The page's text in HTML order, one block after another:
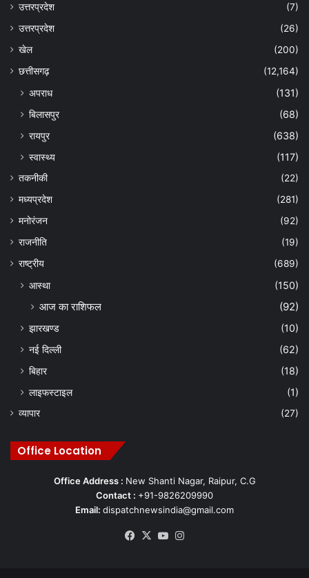
उत्तरप्रदेश
(7)
उत्तरप्रदेश
(26)
खेल
(200)
छत्तीसगढ़
(12,164)
अपराध
(131)
बिलासपुर
(68)
रायपुर
(638)
स्वास्थ्य
(117)
तकनीकी
(22)
मध्यप्रदेश
(281)
मनोरंजन
(92)
राजनीति
(19)
राष्ट्रीय
(689)
आस्था (150)
आज का राशिफल (92)
झारखण्ड
(10)
नई दिल्ली
(62)
बिहार
(18)
लाइफस्टाइल
(1)
व्यापार (27)
Office Location
Office Address : New Shanti Nagar, Raipur, C.G
Contact : +91-9826209990
Email: dispatchnewsindia@gmail.com
Facebook
X YouTube